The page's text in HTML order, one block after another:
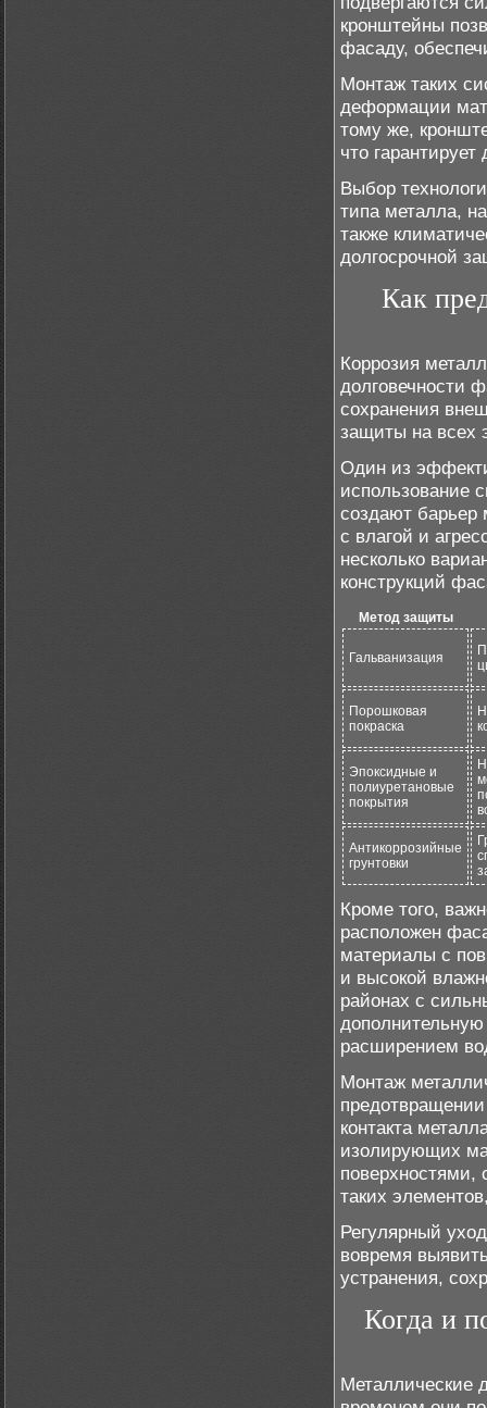
кронштейны
фасаду,
Монтаж таких
деформации
тому же,
что
Выбор
типа металла,
также
долгосрочной
Как
Коррозия
долговечности
сохранения
защиты на всех
Один из
использование
создают барьер
с влагой и
несколько
конструкций
Метод защиты
Гальванизация
Порошковая
покраска
Эпоксидные и
полиуретановые
покрытия
Антикоррозийные
грунтовки
Кроме того,
расположен
материалы с
и высокой
районах с
расширением
Монтаж
предотвращении
контакта
изолирующих
поверхностями,
таких
Регулярный
вовремя
устранения,
Когда и
Металлические